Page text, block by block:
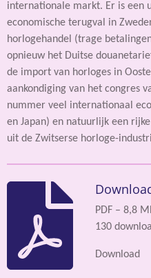
internationale markt. Er is een
economische terugval in
horlogehandel (trage
opnieuw het Duitse
de import van horloges in
aankondiging van het congres
nummer veel internationaal
en Japan) en natuurlijk een
uit de Zwitserse horloge-
PDF – 8,8
130
Download